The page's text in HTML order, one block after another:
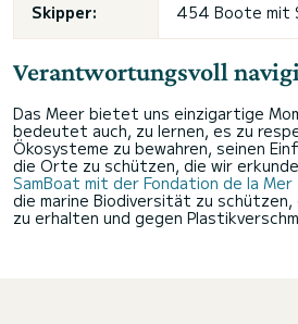
Skipper: 454 Boote mit
Verantwortungsvoll
Das Meer bietet uns einzigartige
bedeutet auch, zu lernen, es zu
Ökosysteme zu bewahren, seinen
die Orte zu schützen, die wir
SamBoat mit der Fondation de la
die marine Biodiversität zu
zu erhalten und gegen